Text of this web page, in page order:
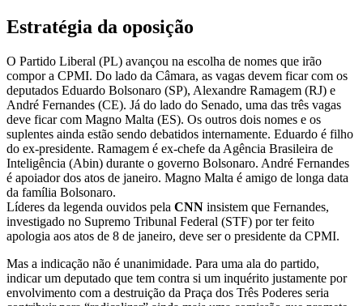
Estratégia da oposição
O Partido Liberal (PL) avançou na escolha de nomes que irão
compor a CPMI. Do lado da Câmara, as vagas devem ficar com os
deputados Eduardo Bolsonaro (SP), Alexandre Ramagem (RJ) e
André Fernandes (CE). Já do lado do Senado, uma das três vagas
deve ficar com Magno Malta (ES). Os outros dois nomes e os
suplentes ainda estão sendo debatidos internamente. Eduardo é filho
do ex-presidente. Ramagem é ex-chefe da Agência Brasileira de
Inteligência (Abin) durante o governo Bolsonaro. André Fernandes
é apoiador dos atos de janeiro. Magno Malta é amigo de longa data
da família Bolsonaro.
Líderes da legenda ouvidos pela CNN insistem que Fernandes,
investigado no Supremo Tribunal Federal (STF) por ter feito
apologia aos atos de 8 de janeiro, deve ser o presidente da CPMI.
Mas a indicação não é unanimidade. Para uma ala do partido,
indicar um deputado que tem contra si um inquérito justamente por
envolvimento com a destruição da Praça dos Três Poderes seria